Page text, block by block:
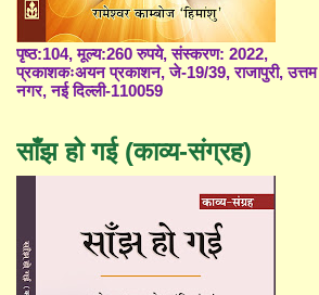
पृष्ठ:104, मूल्य:260 रुपये, संस्करण: 2022,
प्रकाशकःअयन प्रकाशन, जे-19/39, राजापुरी, उत्तम
नगर, नई दिल्ली-110059
साँझ हो गई (काव्य-संग्रह)